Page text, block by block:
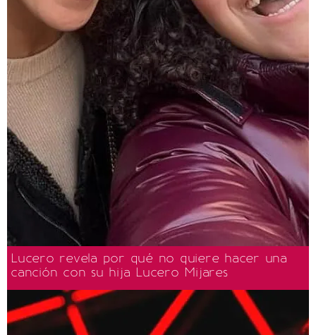
Lucero revela por qué no quiere hacer una
canción con su hija Lucero Mijares